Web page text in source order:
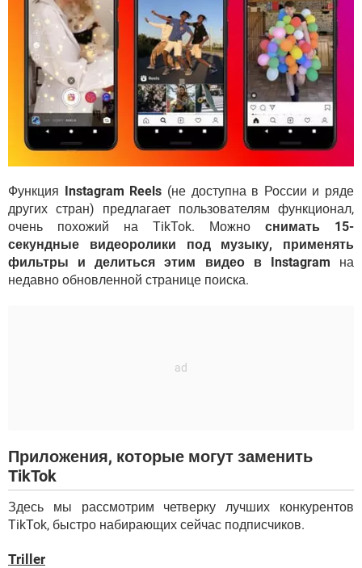
Функция Instagram Reels (не доступна в России и ряде
других стран) предлагает пользователям функционал,
очень похожий на TikTok. Можно снимать 15-
секундные видеоролики под музыку, применять
фильтры и делиться этим видео в Instagram на
недавно обновленной странице поиска.
Приложения, которые могут заменить
TikTok
Здесь мы рассмотрим четверку лучших конкурентов
TikTok, быстро набирающих сейчас подписчиков.
Triller